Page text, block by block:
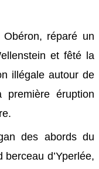
réparé un
et fêté la
illégale autour de
première éruption
des abords du
d’Yperlée,